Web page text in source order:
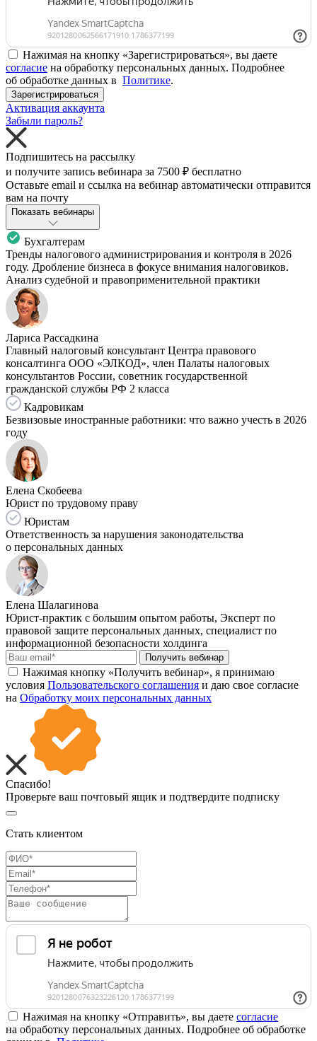
Нажимая на кнопку «Зарегистрироваться», вы даете
согласие на обработку персональных данных. Подробнее
об обработке данных в Политике.
Зарегистрироваться
Активация аккаунта
Забыли пароль?
Подпишитесь на рассылку
и получите запись вебинара за 7500 ₽ бесплатно
Оставьте email и ссылка на вебинар автоматически отправится
вам на почту
Показать вебинары
Бухгалтерам
Тренды налогового администрирования и контроля в 2026
году. Дробление бизнеса в фокусе внимания налоговиков.
Анализ судебной и правоприменительной практики
Лариса Рассадкина
Главный налоговый консультант Центра правового
консалтинга ООО «ЭЛКОД», член Палаты налоговых
консультантов России, советник государственной
гражданской службы РФ 2 класса
Кадровикам
Безвизовые иностранные работники: что важно учесть в 2026
году
Елена Скобеева
Юрист по трудовому праву
Юристам
Ответственность за нарушения законодательства
о персональных данных
Елена Шалагинова
Юрист-практик с большим опытом работы, Эксперт по
правовой защите персональных данных, специалист по
информационной безопасности холдинга
Получить вебинар
Нажимая кнопку «Получить вебинар», я принимаю
условия Пользовательского соглашения и даю свое согласие
на Обработку моих персональных данных
Спасибо!
Проверьте ваш почтовый ящик и подтвердите подписку
Стать клиентом
Нажимая на кнопку «Отправить», вы даете согласие
на обработку персональных данных. Подробнее об обработке